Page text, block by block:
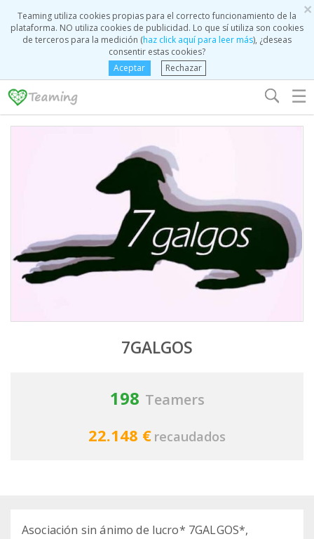
×
Teaming utiliza cookies propias para el correcto funcionamiento de la
plataforma. NO utiliza cookies de publicidad. Lo que sí utiliza son cookies
de terceros para la medición (haz click aquí para leer más), ¿deseas
consentir estas cookies?
Aceptar
Rechazar
☰
7GALGOS
198 Teamers
22.148 € recaudados
Asociación sin ánimo de lucro* 7GALGOS*,